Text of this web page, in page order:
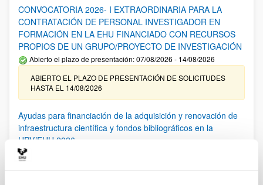
CONVOCATORIA 2026- I EXTRAORDINARIA PARA LA
CONTRATACIÓN DE PERSONAL INVESTIGADOR EN
FORMACIÓN EN LA EHU FINANCIADO CON RECURSOS
PROPIOS DE UN GRUPO/PROYECTO DE INVESTIGACIÓN
Abierto el plazo de presentación: 07/08/2026 - 14/08/2026
ABIERTO EL PLAZO DE PRESENTACIÓN DE SOLICITUDES
HASTA EL 14/08/2026
Ayudas para financiación de la adquisición y renovación de
infraestructura científica y fondos bibliográficos en la
UPV/EHU 2026
25/03/2026: Corrección de errores del listado provisional de